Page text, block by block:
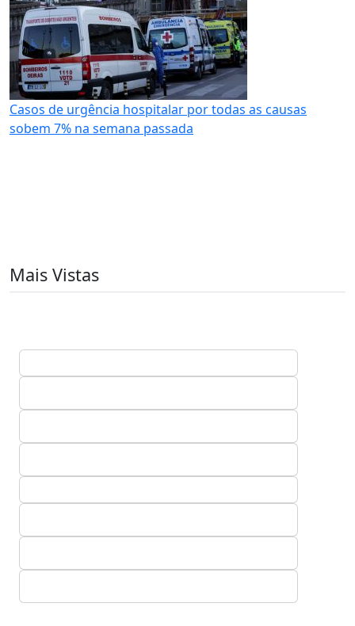
Casos de urgência hospitalar por todas as causas
sobem 7% na semana passada
Mais Vistas